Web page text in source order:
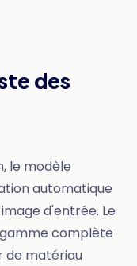
des
le modèle
automatique
d'entrée. Le
complète
de matériau